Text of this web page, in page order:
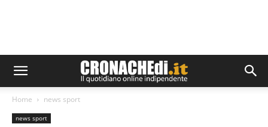
Home news sport
news sport